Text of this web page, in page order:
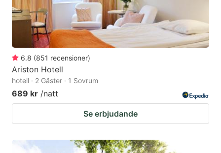
6.8 (851 recensioner)
Ariston Hotell
hotell · 2 Gäster · 1 Sovrum
689 kr /natt
Se erbjudande